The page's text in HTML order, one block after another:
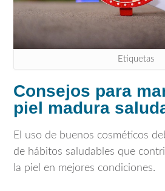
Etiquetas
Consejos para
piel madura
El uso de buenos cosméticos
de hábitos saludables que
la piel en mejores condiciones.